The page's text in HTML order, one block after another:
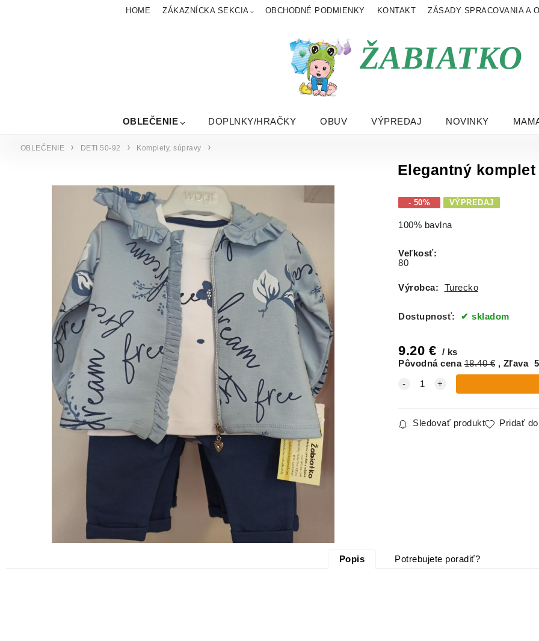
HOME ZÁKAZNÍCKA SEKCIA OBCHODNÉ PODMIENKY KONTAKT ZÁSADY SPRACOVANIA A
ŽABIATKO
OBLEČENIE DOPLNKY/HRAČKY OBUV VÝPREDAJ NOVINKY
OBLEČENIE DETI 50-92 Komplety, súpravy
Elegantný
- 50% VÝPREDAJ
100% bavlna
Veľkosť:
80
Výrobca: Turecko
Dostupnosť: skladom
9.20 €
ks
Pôvodná cena 18.40€ Zľava
Sledovať produkt Pridať
Popis Potrebujete poradiť?